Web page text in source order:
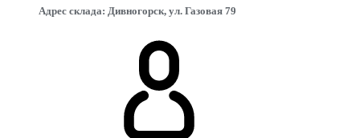
Адрес склада: Дивногорск, ул. Газовая 79